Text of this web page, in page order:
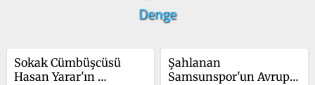
Denge
Sokak Cümbüşcüsü
Hasan Yarar'ın
Şahlanan
Samsunspor'un Avrupa